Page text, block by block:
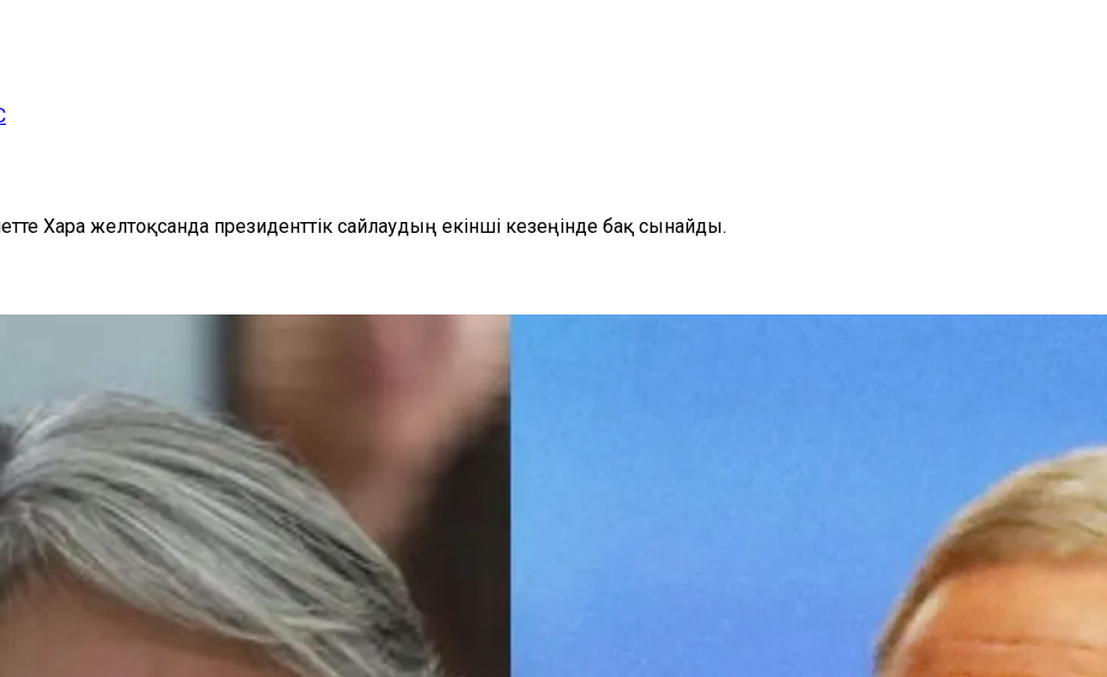
Хара желтоқсанда президенттік сайлаудың екінші кезеңінде бақ сынайды.